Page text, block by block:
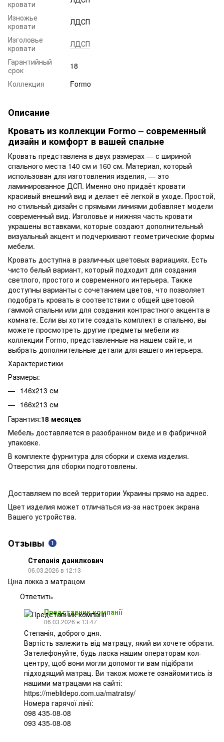
кровати
Изножье
кровати
ЛДСП
Изголовье
кровати
ЛДСП
Гарантийный
срок
18
Коллекция
Formo
Описание
Кровать из коллекции Formo – современный
дизайн и комфорт в вашей спальне
Кровать представлена в двух размерах — с шириной
спального места 140 см и 160 см. Материал, который
использован для изготовления изделия, — это
ламинированное ДСП. Именно оно придаёт кровати
красивый внешний вид и делает её легкой в уходе. Простой,
но стильный дизайн с прямыми линиями добавляет модели
современный вид. Изголовье и нижняя часть кровати
украшены вставками, которые создают дополнительный
визуальный акцент и подчеркивают геометрические формы
мебели.
Кровать доступна в различных цветовых вариациях. Есть
чисто белый вариант, который подходит для создания
светлого, простого и современного интерьера. Также
доступны варианты с сочетанием цветов, что позволяет
подобрать кровать в соответствии с общей цветовой
гаммой спальни или для создания контрастного акцента в
комнате. Если вы хотите создать комплект в спальню, вы
можете просмотреть другие предметы мебели из
коллекции Formo, представленные на нашем сайте, и
выбрать дополнительные детали для вашего интерьера.
Характеристики
Размеры:
146х213 см
166х213 см
Гарантия:18 месяцев
Мебель доставляется в разобранном виде и в фабричной
упаковке.
В комплекте фурнитура для сборки и схема изделия.
Отверстия для сборки подготовлены.
Доставляем по всей территории Украины прямо на адрес.
Цвет изделия может отличаться из-за настроек экрана
Вашего устройства.
Отзывы 1
Степанія данилкович
06.03.2026 в 12:13
Ціна ліжка з матрацом
Ответить
Представник компанії
06.03.2026 в 13:47
Степанія, доброго дня.
Вартість залежить від матрацу, який ви хочете обрати.
Зателефонуйте, будь ласка нашим операторам кол-
центру, щоб вони могли допомогти вам підібрати
підходящий матрац. Ви також можете ознайомитись із
нашими матрацами на сайті:
https://meblidepo.com.ua/matratsy/
Номера гарячої лінії:
098 435-08-08
093 435-08-08